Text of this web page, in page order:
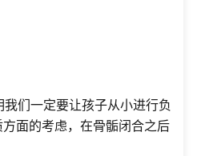
们一定要让孩子从小进行负
面的考虑，在骨骺闭合之后